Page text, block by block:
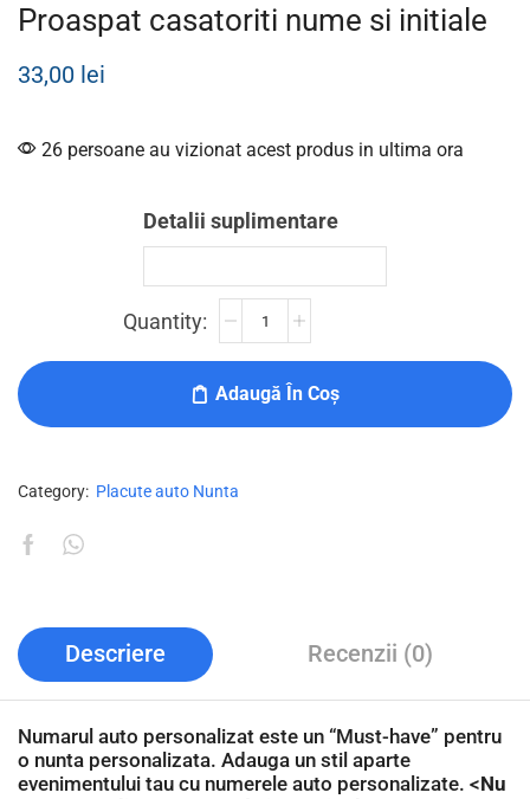
Proaspat casatoriti nume si initiale
33,00 lei
26 persoane au vizionat acest produs in ultima ora
Detalii suplimentare
Adaugă În Coș
Category: Placute auto Nunta
Descriere Recenzii (0)
Numarul auto personalizat este un “Must-have” pentru
o nunta personalizata. Adauga un stil aparte
evenimentului tau cu numerele auto personalizate. <Nu